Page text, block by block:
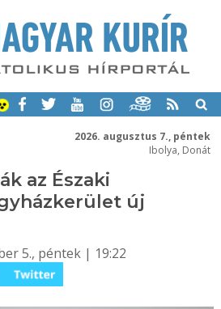
2026. augusztus 7., péntek
Ibolya, Donát
az Északi
új
5., péntek | 19:22